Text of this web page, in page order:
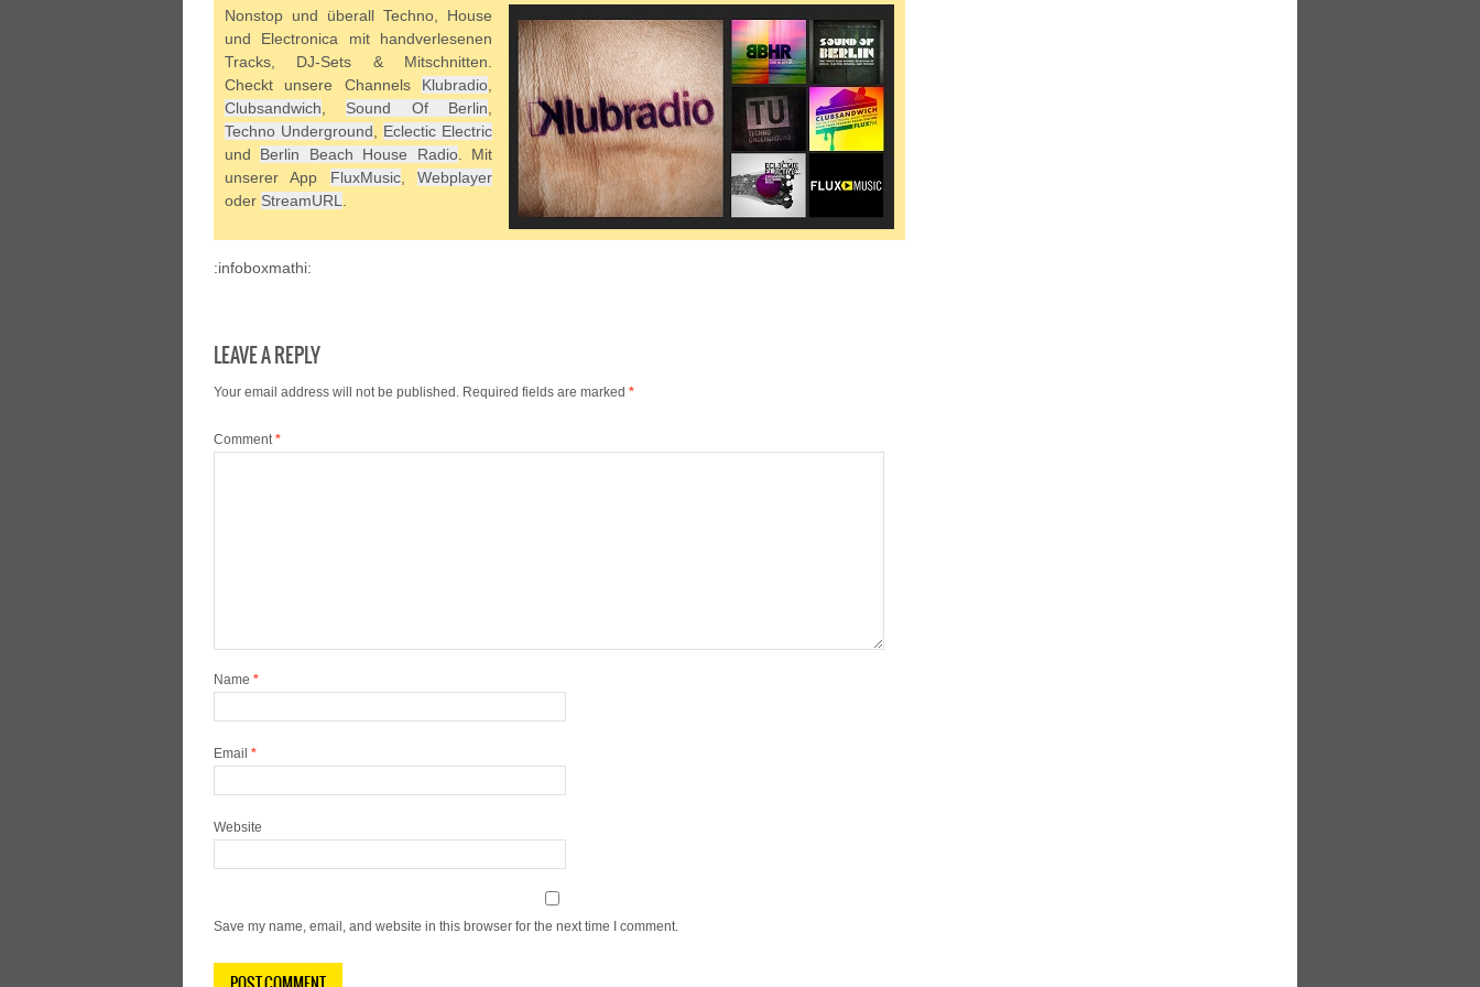
Nonstop und überall Techno, House
und Electronica mit handverlesenen
Tracks, DJ-Sets & Mitschnitten.
Checkt unsere Channels Klubradio,
Clubsandwich, Sound Of Berlin,
Techno Underground, Eclectic Electric
und Berlin Beach House Radio. Mit
unserer App FluxMusic,Webplayer
oder StreamURL.
:infoboxmathi:
LEAVE A REPLY
Your email address will not be published. Required fields are marked *
Comment*
Name *
Email *
Website
Save my name, email, and website in this browser for the next time I comment.